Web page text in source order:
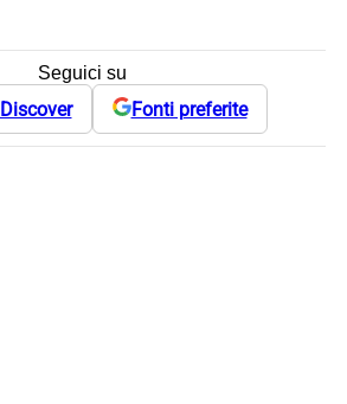
Seguici su
Discover Fonti preferite